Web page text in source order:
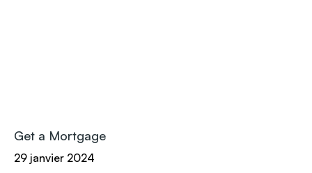
Get a Mortgage
29 janvier 2024